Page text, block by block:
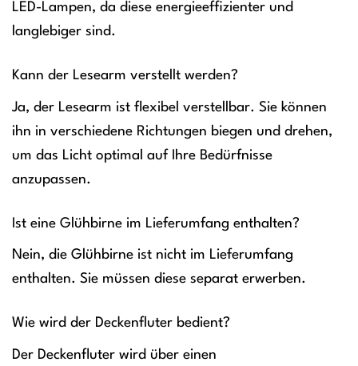
LED-Lampen, da diese energieeffizienter und
langlebiger sind.
Kann der Lesearm verstellt werden?
Ja, der Lesearm ist flexibel verstellbar. Sie können
ihn in verschiedene Richtungen biegen und drehen,
um das Licht optimal auf Ihre Bedürfnisse
anzupassen.
Ist eine Glühbirne im Lieferumfang enthalten?
Nein, die Glühbirne ist nicht im Lieferumfang
enthalten. Sie müssen diese separat erwerben.
Wie wird der Deckenfluter bedient?
Der Deckenfluter wird über einen